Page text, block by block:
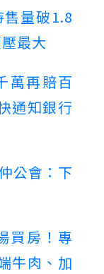
量破1.8
最大
萬再賠百
通知銀行
公會：下
買房！專
牛肉、加